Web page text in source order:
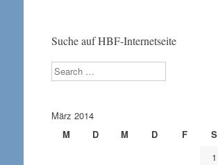
Suche auf HBF-Internetseite
Search
März 2014
M
D M D F S
1